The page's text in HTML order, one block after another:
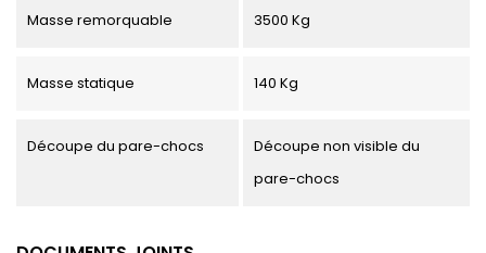
Masse remorquable 3500 Kg
Masse statique 140 Kg
Découpe du pare-chocs
Découpe non visible du
pare-chocs